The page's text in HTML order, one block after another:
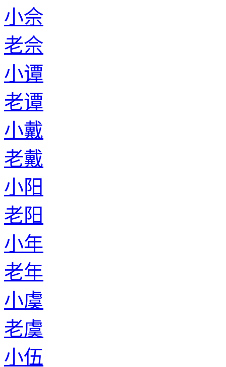
小佘
老佘
小谭
老谭
小戴
老戴
小阳
老阳
小年
老年
小虞
老虞
小伍